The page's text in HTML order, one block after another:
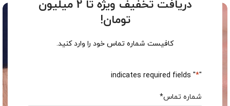
دریافت تخفیف ویژه تا 2 میلیون
تومان!
کافیست شماره تماس خود را وارد کنید.
"
*
" indicates required fields
شماره تماس*